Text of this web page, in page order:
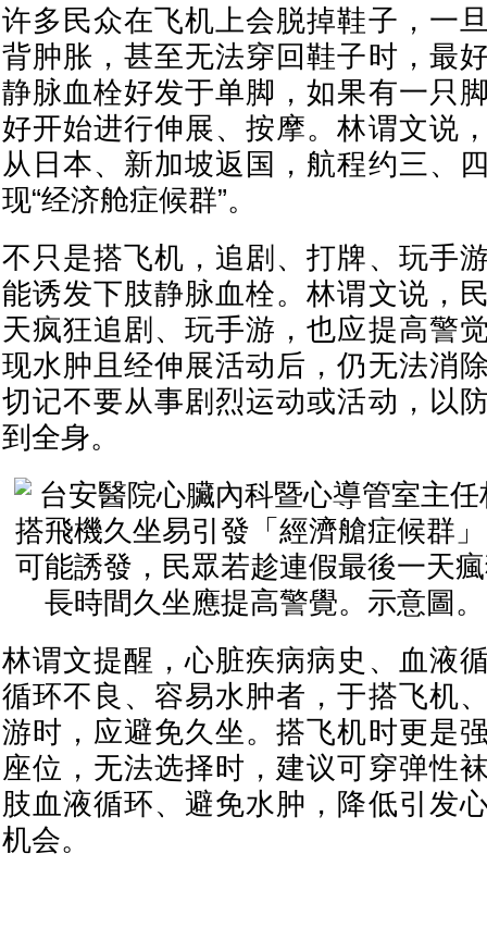
许多民众在飞机上会脱掉鞋子，一
背肿胀，甚至无法穿回鞋子时，最
静脉血栓好发于单脚，如果有一只
好开始进行伸展、按摩。林谓文说
从日本、新加坡返国，航程约三、
现“经济舱症候群”。
不只是搭飞机，追剧、打牌、玩手
能诱发下肢静脉血栓。林谓文说，
天疯狂追剧、玩手游，也应提高警
现水肿且经伸展活动后，仍无法消
切记不要从事剧烈运动或活动，以
到全身。
林谓文提醒，心脏疾病病史、血液
循环不良、容易水肿者，于搭飞机
游时，应避免久坐。搭飞机时更是
座位，无法选择时，建议可穿弹性
肢血液循环、避免水肿，降低引发
机会。